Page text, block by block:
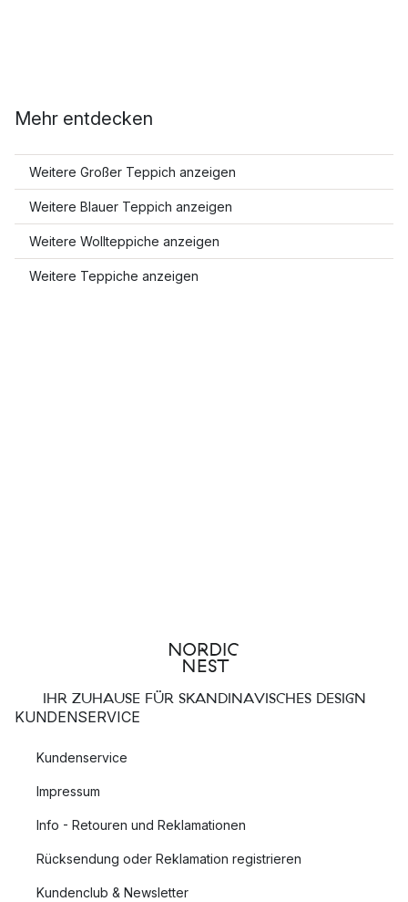
Mehr entdecken
Weitere Großer Teppich anzeigen
Weitere Blauer Teppich anzeigen
Weitere Wollteppiche anzeigen
Weitere Teppiche anzeigen
IHR ZUHAUSE FÜR SKANDINAVISCHES DESIGN
KUNDENSERVICE
Kundenservice
Impressum
Info - Retouren und Reklamationen
Rücksendung oder Reklamation registrieren
Kundenclub & Newsletter